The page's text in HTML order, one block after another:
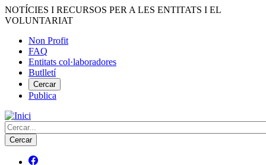
Vés
al
NOTÍCIES I RECURSOS PER A LES ENTITATS I EL
VOLUNTARIAT
Menú
del
compte
d'usuari
Non Profit
FAQ
Entitats col·laboradores
Butlletí
Cercar
Publica
Cerca